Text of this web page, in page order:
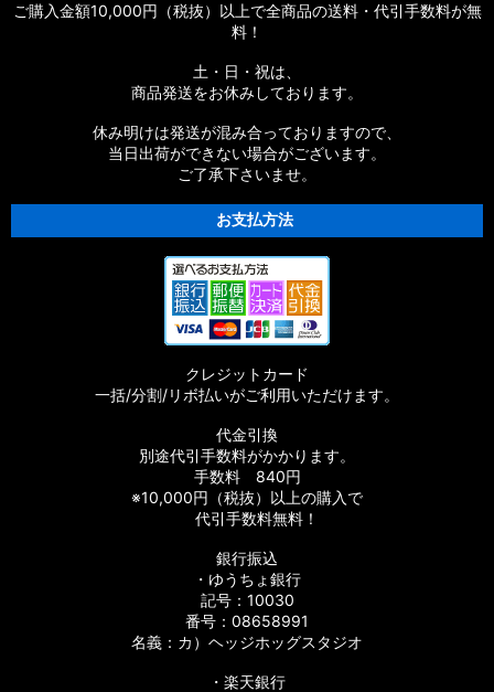
ご購入金額10,000円（税抜）以上で全商品の送料・代引手数料が無
料！
土・日・祝は、
商品発送をお休みしております。
休み明けは発送が混み合っておりますので、
当日出荷ができない場合がございます。
ご了承下さいませ。
お支払方法
クレジットカード
一括/分割/リボ払いがご利用いただけます。
代金引換
別途代引手数料がかかります。
手数料 840円
※10,000円（税抜）以上の購入で
代引手数料無料！
銀行振込
・ゆうちょ銀行
記号：10030
番号：08658991
名義：カ）ヘッジホッグスタジオ
・楽天銀行